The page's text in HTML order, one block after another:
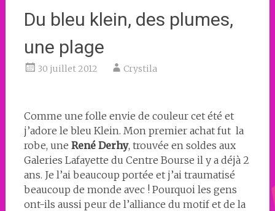
Du bleu klein, des plumes,
une plage
30 juillet 2012 Crystila
Comme une folle envie de couleur cet été et
j’adore le bleu Klein. Mon premier achat fut la
robe, une René Derhy, trouvée en soldes aux
Galeries Lafayette du Centre Bourse il y a déjà 2
ans. Je l’ai beaucoup portée et j’ai traumatisé
beaucoup de monde avec ! Pourquoi les gens
ont-ils aussi peur de l’alliance du motif et de la